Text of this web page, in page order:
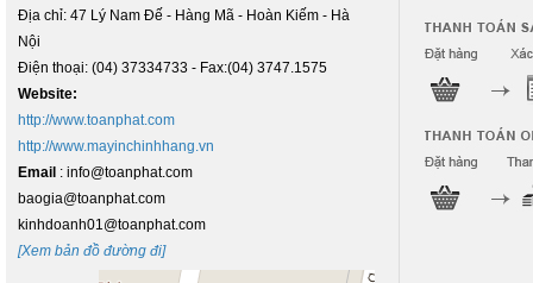
Địa chỉ: 47 Lý Nam Đế - Hàng Mã - Hoàn Kiếm - Hà
Nội
Điện thoại: (04) 37334733 - Fax:(04) 3747.1575
Website:
http://www.toanphat.com
http://www.mayinchinhhang.vn
Email : info@toanphat.com
baogia@toanphat.com
kinhdoanh01@toanphat.com
[Xem bản đồ đường đi]